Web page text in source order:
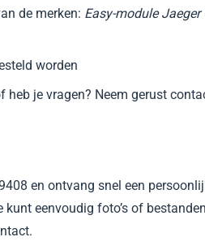
de merken: Easy-module Jaeger
worden
heb je vragen? Neem gerust
en ontvang snel een
eenvoudig foto’s of